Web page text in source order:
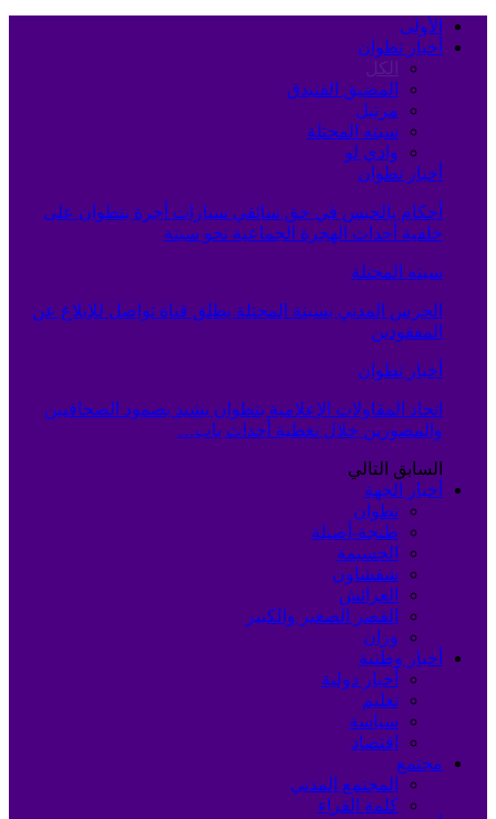
الأولى
أخبار تطوان
الكل
المضيق الفنيدق
مرتيل
سبته المحتلة
وادي لو
أخبار تطوان
أحكام بالحبس في حق سائقي سيارات أجرة بتطوان على
خلفية أحداث الهجرة الجماعية نحو سبتة
سبته المحتلة
الحرس المدني بسبتة المحتلة يطلق قناة تواصل للإبلاغ عن
المفقودين
أخبار تطوان
اتحاد المقاولات الإعلامية بتطوان يشيد بصمود الصحافيين
والمصورين خلال تغطية أحداث باب…
السابق التالي
أخبار الجهة
تطوان
طنجة-أصيلة
الحسيمة
شفشاون
العرائش
القصر الصغير والكبير
وزان
أخبار وطنية
أخبار دولية
تعليم
سياسة
اقتصاد
مجتمع
المجتمع المدني
كلمة القراء